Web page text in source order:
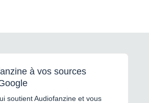
à vos sources
soutient Audiofanzine et vous